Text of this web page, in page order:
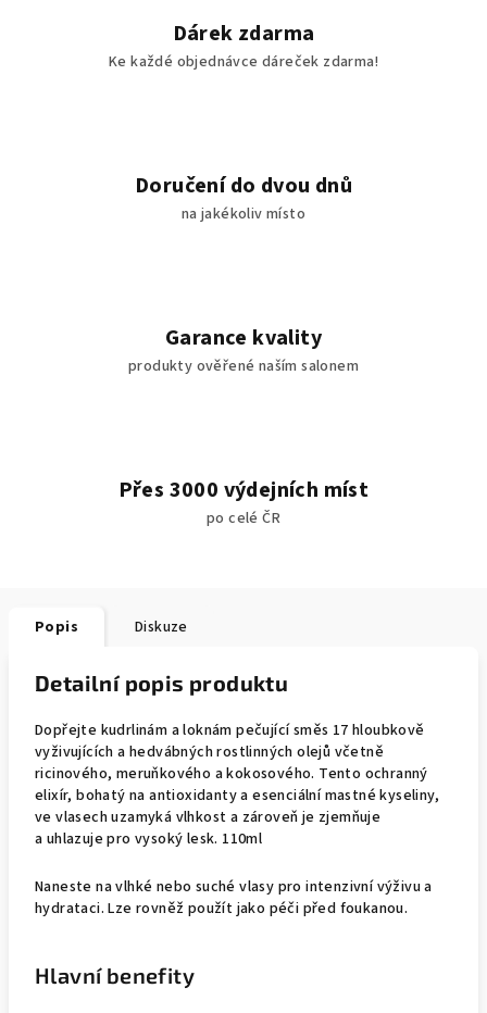
Dárek zdarma
Ke každé objednávce dáreček zdarma!
Doručení do dvou dnů
na jakékoliv místo
Garance kvality
produkty ověřené naším salonem
Přes 3000 výdejních míst
po celé ČR
Popis Diskuze
Detailní popis produktu
Dopřejte kudrlinám a loknám pečující směs 17 hloubkově
vyživujících a hedvábných rostlinných olejů včetně
ricinového, meruňkového a kokosového. Tento ochranný
elixír, bohatý na antioxidanty a esenciální mastné kyseliny,
ve vlasech uzamyká vlhkost a zároveň je zjemňuje
a uhlazuje pro vysoký lesk. 110ml
Naneste na vlhké nebo suché vlasy pro intenzivní výživu a
hydrataci. Lze rovněž použít jako péči před foukanou.
Hlavní benefity